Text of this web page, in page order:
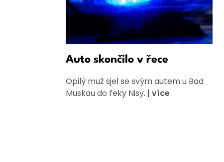
Auto skončilo v řece
Opilý muž sjel se svým autem u Bad
Muskau do řeky Nisy. | více